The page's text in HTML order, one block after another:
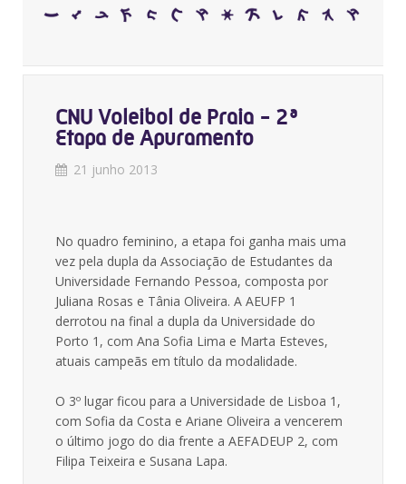
CNU Voleibol de Praia - 2ª
Etapa de Apuramento
21 junho 2013
No quadro feminino, a etapa foi ganha mais uma
vez pela dupla da Associação de Estudantes da
Universidade Fernando Pessoa, composta por
Juliana Rosas e Tânia Oliveira. A AEUFP 1
derrotou na final a dupla da Universidade do
Porto 1, com Ana Sofia Lima e Marta Esteves,
atuais campeãs em título da modalidade.
O 3º lugar ficou para a Universidade de Lisboa 1,
com Sofia da Costa e Ariane Oliveira a vencerem
o último jogo do dia frente a AEFADEUP 2, com
Filipa Teixeira e Susana Lapa.